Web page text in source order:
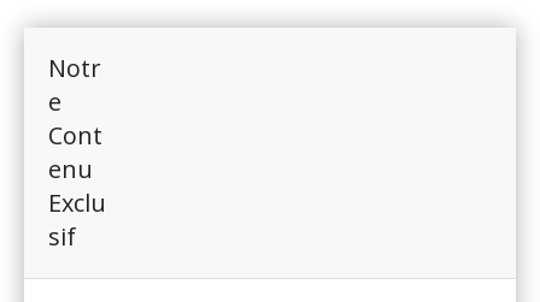
Notr
e
Cont
enu
Exclu
sif